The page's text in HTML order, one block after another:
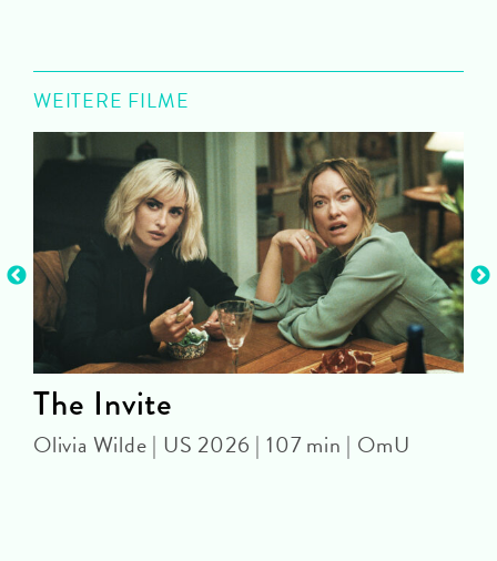
WEITERE FILME
The Invite
Olivia Wilde | US 2026 | 107 min | OmU